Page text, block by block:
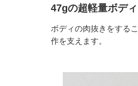
47gの超軽量ボディ
ボディの肉抜きをする
作を支えます。